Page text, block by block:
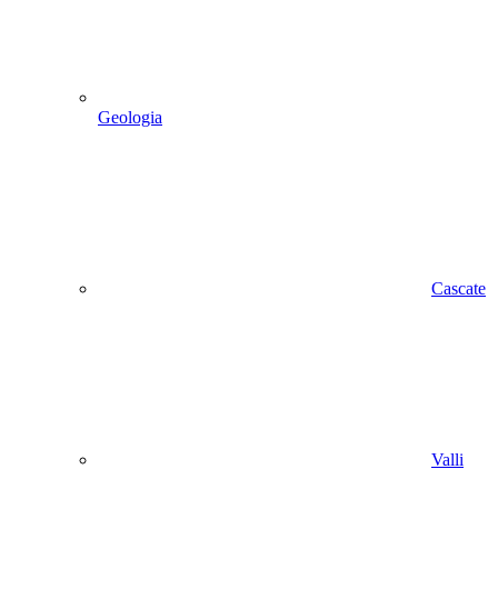
Geologia
Cascate
Valli